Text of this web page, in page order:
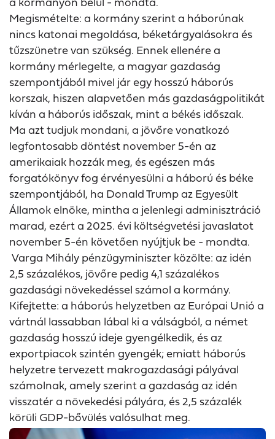
Megismételte: a kormány szerint a háborúnak
nincs katonai megoldása, béketárgyalásokra és
tűzszünetre van szükség. Ennek ellenére a
kormány mérlegelte, a magyar gazdaság
szempontjából mivel jár egy hosszú háborús
korszak, hiszen alapvetően más gazdaságpolitikát
kíván a háborús időszak, mint a békés időszak.
Ma azt tudjuk mondani, a jövőre vonatkozó
legfontosabb döntést november 5-én az
amerikaiak hozzák meg, és egészen más
forgatókönyv fog érvényesülni a háború és béke
szempontjából, ha Donald Trump az Egyesült
Államok elnöke, mintha a jelenlegi adminisztráció
marad, ezért a 2025. évi költségvetési javaslatot
november 5-én követően nyújtjuk be - mondta.
Varga Mihály pénzügyminiszter közölte: az idén
2,5 százalékos, jövőre pedig 4,1 százalékos
gazdasági növekedéssel számol a kormány.
Kifejtette: a háborús helyzetben az Európai Unió a
vártnál lassabban lábal ki a válságból, a német
gazdaság hosszú ideje gyengélkedik, és az
exportpiacok szintén gyengék; emiatt háborús
helyzetre tervezett makrogazdasági pályával
számolnak, amely szerint a gazdaság az idén
visszatér a növekedési pályára, és 2,5 százalék
körüli GDP-bővülés valósulhat meg.